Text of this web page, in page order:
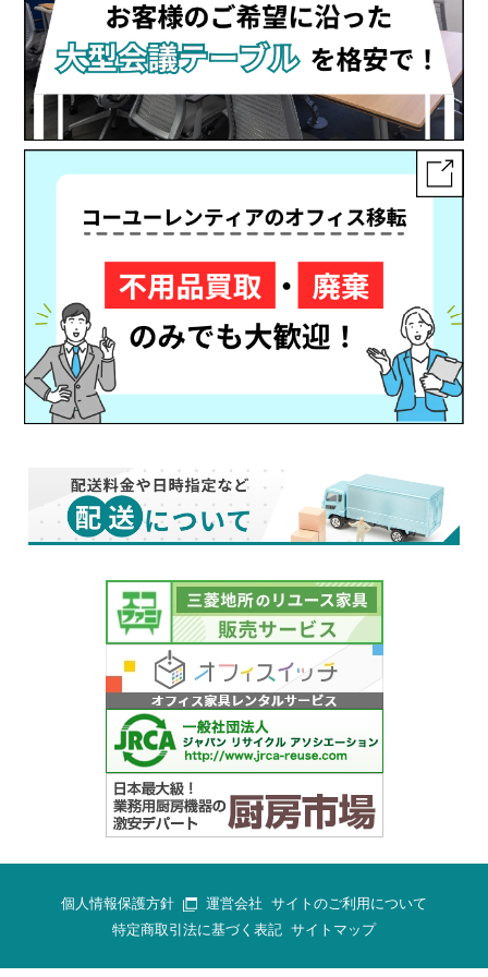
個人情報保護方針 運営会社 サイトのご利用について
特定商取引法に基づく表記 サイトマップ